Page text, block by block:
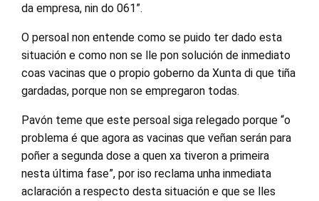
da empresa, nin do 061”.
O persoal non entende como se puido ter dado esta
situación e como non se lle pon solución de inmediato
coas vacinas que o propio goberno da Xunta di que tiña
gardadas, porque non se empregaron todas.
Pavón teme que este persoal siga relegado porque “o
problema é que agora as vacinas que veñan serán para
poñer a segunda dose a quen xa tiveron a primeira
nesta última fase”, por iso reclama unha inmediata
aclaración a respecto desta situación e que se lles